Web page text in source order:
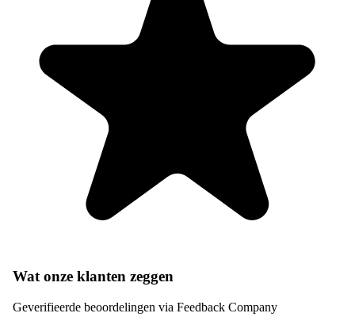
Wat onze klanten zeggen
Geverifieerde beoordelingen via Feedback Company